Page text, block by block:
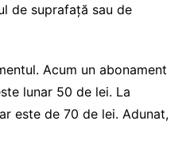
de suprafață sau de
Acum un abonament
lunar 50 de lei. La
este de 70 de lei. Adunat,